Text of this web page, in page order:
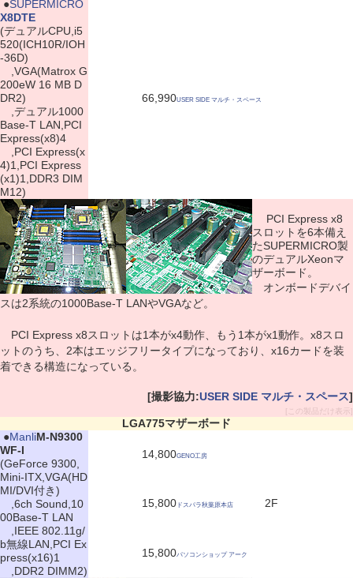
●SUPERMICRO
X8DTE
(デュアルCPU,i5
520(ICH10R/IOH
-36D)
,VGA(Matrox G
200eW 16 MB D
DR2)
,デュアル1000
Base-T LAN,PCI
Express(x8)4
,PCI Express(x
4)1,PCI Express
(x1)1,DDR3 DIM
M12)
66,990USER SIDE マルチ・スペース
PCI Express x8
スロットを6本備え
たSUPERMICRO製
のデュアルXeonマ
ザーボード。
オンボードデバイ
スは2系統の1000Base-T LANやVGAなど。
PCI Express x8スロットは1本がx4動作、もう1本がx1動作。x8スロ
ットのうち、2本はエッジフリータイプになっており、x16カードを装
着できる構造になっている。
[撮影協力:USER SIDE マルチ・スペース]
[この製品だけ表示]
LGA775マザーボード
●ManliM-N9300
WF-I
(GeForce 9300,
Mini-ITX,VGA(HD
MI/DVI付き)
,6ch Sound,10
00Base-T LAN
,IEEE 802.11g/
b無線LAN,PCI Ex
press(x16)1
,DDR2 DIMM2)
14,800GENO工房
15,800 ドスパラ秋葉原本店 2F
15,800パソコンショップ アーク